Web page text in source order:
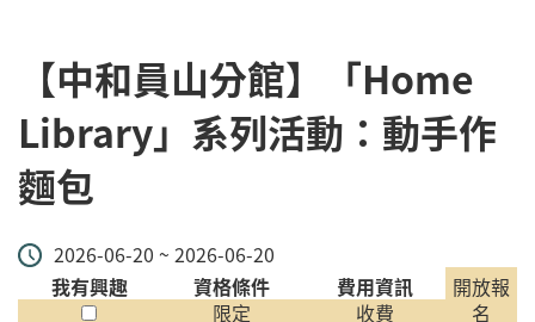
【中和員山分館】「Home
Library」系列活動：動手作
麵包
2026-06-20 ~ 2026-06-20
我有興趣
資格條件
限定
費用資訊
收費
開放報
名